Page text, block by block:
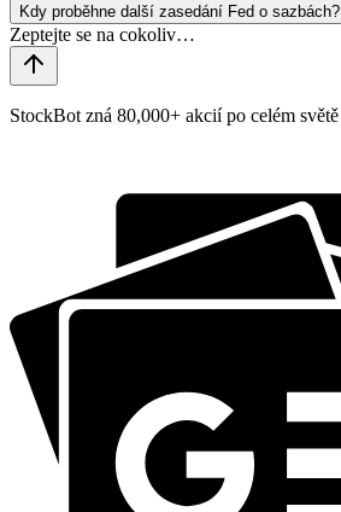
Kdy proběhne další zasedání Fed o sazbách?
StockBot zná 80,000+ akcií po celém světě